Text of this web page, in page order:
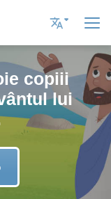
English UK
Romanian
copiii
lui